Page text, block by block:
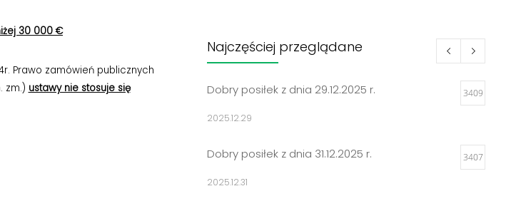
30 000 €
Prawo zamówień publicznych
zm.) ustawy nie stosuje się
Najczęściej przeglądane
Dobry posiłek z dnia 29.12.2025 r. 3409
2025.12.29
Dobry posiłek z dnia 31.12.2025 r. 3407
2025.12.31